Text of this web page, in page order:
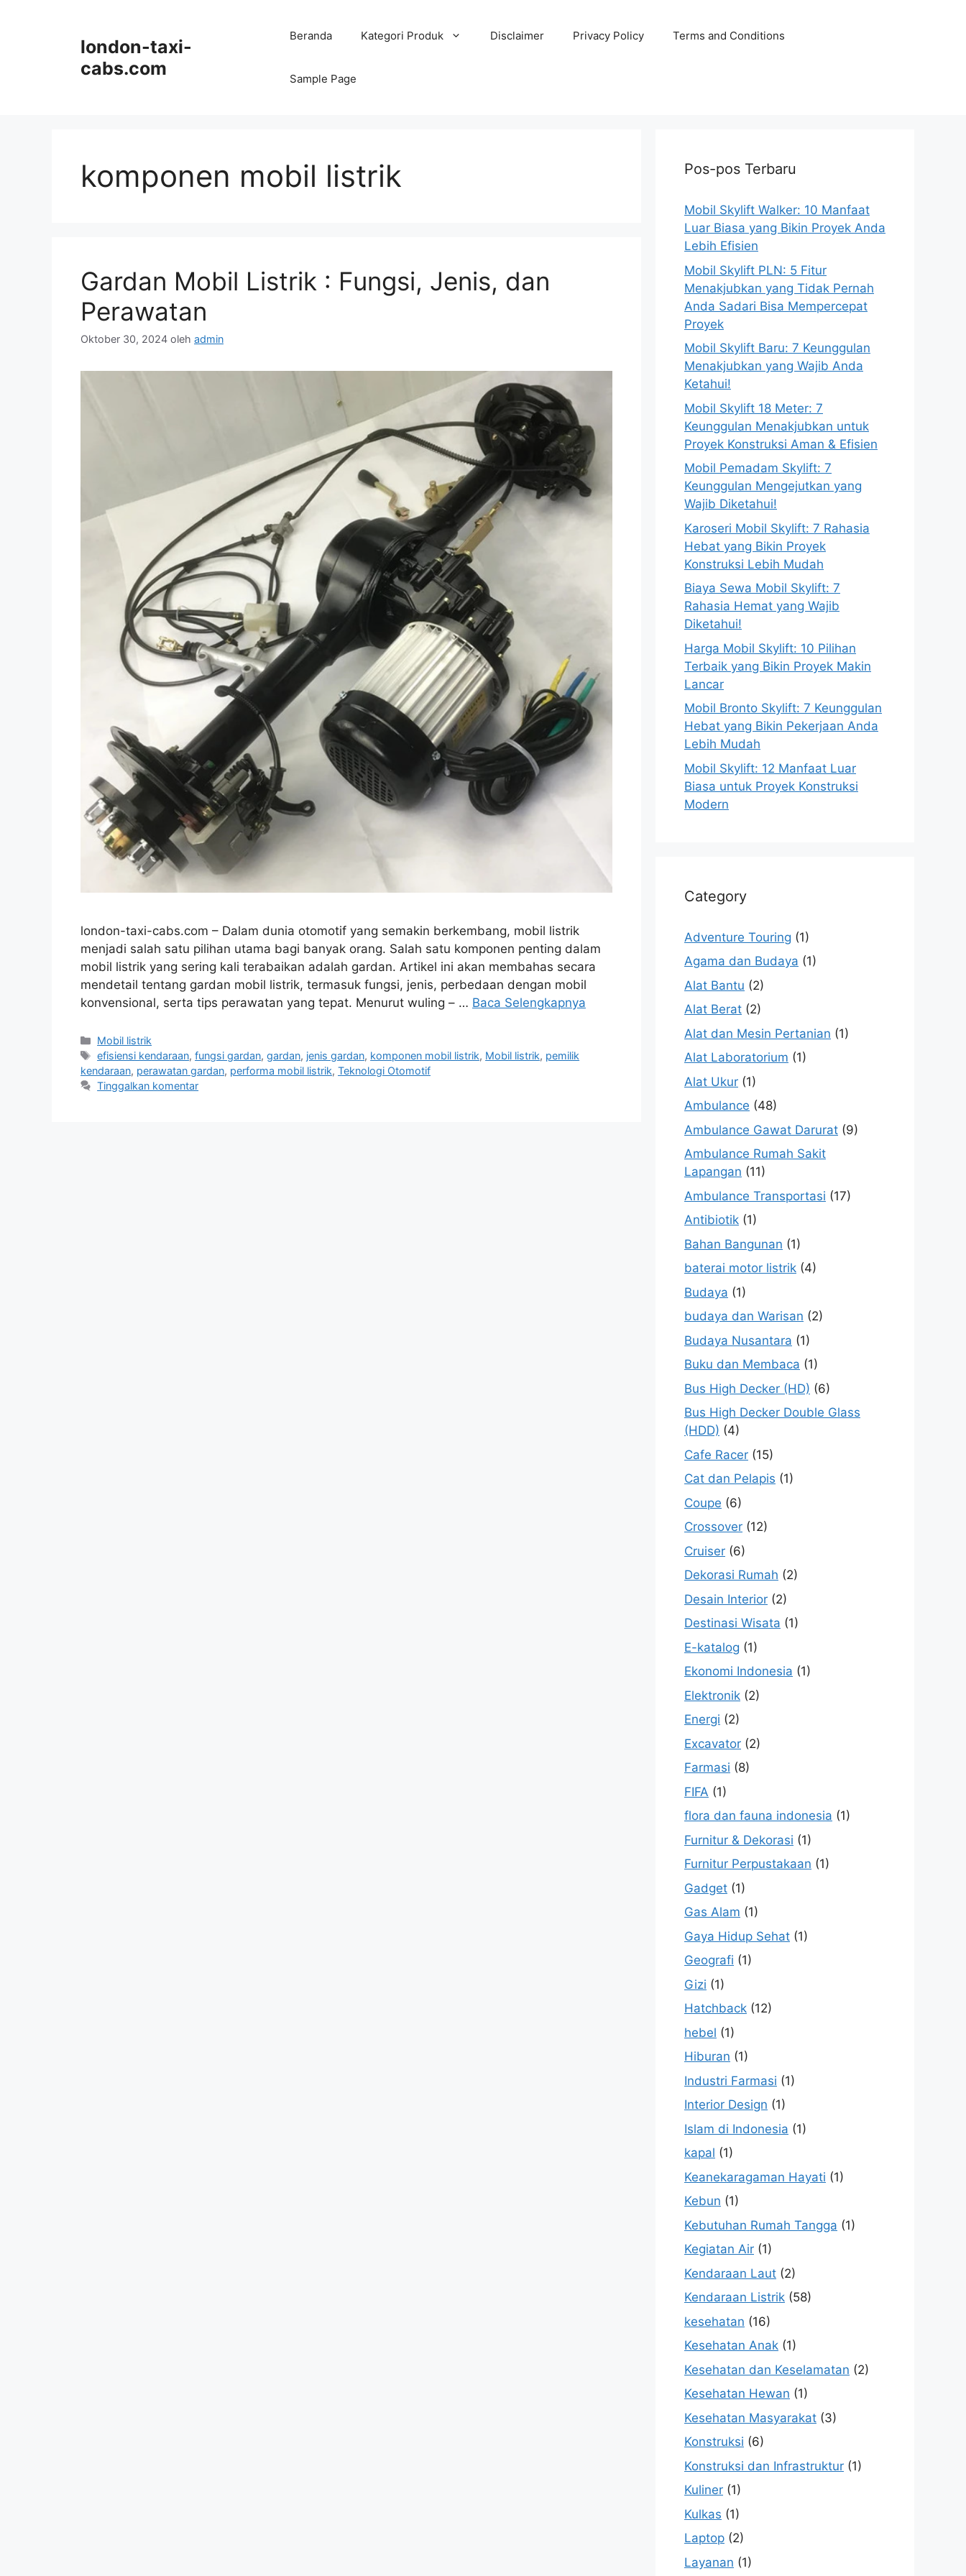
london-taxi-
cabs.com
Beranda Kategori Produk Disclaimer Privacy Policy Terms and Conditions
Sample Page
komponen mobil listrik
Gardan Mobil Listrik : Fungsi, Jenis, dan
Perawatan
Oktober 30, 2024 oleh admin
london-taxi-cabs.com – Dalam dunia otomotif yang semakin berkembang, mobil listrik
menjadi salah satu pilihan utama bagi banyak orang. Salah satu komponen penting dalam
mobil listrik yang sering kali terabaikan adalah gardan. Artikel ini akan membahas secara
mendetail tentang gardan mobil listrik, termasuk fungsi, jenis, perbedaan dengan mobil
konvensional, serta tips perawatan yang tepat. Menurut wuling – … Baca Selengkapnya
Kategori
Mobil listrik
Tag
efisiensi kendaraan,fungsi gardan,gardan, jenis gardan, komponen mobil listrik, Mobil listrik, pemilik
kendaraan, perawatan gardan, performa mobil listrik, Teknologi Otomotif
Tinggalkan komentar
Pos-pos Terbaru
Mobil Skylift Walker: 10 Manfaat
Luar Biasa yang Bikin Proyek Anda
Lebih Efisien
Mobil Skylift PLN: 5 Fitur
Menakjubkan yang Tidak Pernah
Anda Sadari Bisa Mempercepat
Proyek
Mobil Skylift Baru: 7 Keunggulan
Menakjubkan yang Wajib Anda
Ketahui!
Mobil Skylift 18 Meter: 7
Keunggulan Menakjubkan untuk
Proyek Konstruksi Aman & Efisien
Mobil Pemadam Skylift: 7
Keunggulan Mengejutkan yang
Wajib Diketahui!
Karoseri Mobil Skylift: 7 Rahasia
Hebat yang Bikin Proyek
Konstruksi Lebih Mudah
Biaya Sewa Mobil Skylift: 7
Rahasia Hemat yang Wajib
Diketahui!
Harga Mobil Skylift: 10 Pilihan
Terbaik yang Bikin Proyek Makin
Lancar
Mobil Bronto Skylift: 7 Keunggulan
Hebat yang Bikin Pekerjaan Anda
Lebih Mudah
Mobil Skylift: 12 Manfaat Luar
Biasa untuk Proyek Konstruksi
Modern
Category
Adventure Touring (1)
Agama dan Budaya (1)
Alat Bantu (2)
Alat Berat (2)
Alat dan Mesin Pertanian (1)
Alat Laboratorium (1)
Alat Ukur (1)
Ambulance (48)
Ambulance Gawat Darurat (9)
Ambulance Rumah Sakit
Lapangan (11)
Ambulance Transportasi (17)
Antibiotik (1)
Bahan Bangunan (1)
baterai motor listrik (4)
Budaya (1)
budaya dan Warisan (2)
Budaya Nusantara (1)
Buku dan Membaca (1)
Bus High Decker (HD) (6)
Bus High Decker Double Glass
(HDD) (4)
Cafe Racer (15)
Cat dan Pelapis (1)
Coupe (6)
Crossover (12)
Cruiser (6)
Dekorasi Rumah (2)
Desain Interior (2)
Destinasi Wisata (1)
E-katalog (1)
Ekonomi Indonesia (1)
Elektronik (2)
Energi (2)
Excavator (2)
Farmasi (8)
FIFA (1)
flora dan fauna indonesia (1)
Furnitur & Dekorasi (1)
Furnitur Perpustakaan (1)
Gadget (1)
Gas Alam (1)
Gaya Hidup Sehat (1)
Geografi (1)
Gizi (1)
Hatchback (12)
hebel (1)
Hiburan (1)
Industri Farmasi (1)
Interior Design (1)
Islam di Indonesia (1)
kapal (1)
Keanekaragaman Hayati (1)
Kebun (1)
Kebutuhan Rumah Tangga (1)
Kegiatan Air (1)
Kendaraan Laut (2)
Kendaraan Listrik (58)
kesehatan (16)
Kesehatan Anak (1)
Kesehatan dan Keselamatan (2)
Kesehatan Hewan (1)
Kesehatan Masyarakat (3)
Konstruksi (6)
Konstruksi dan Infrastruktur (1)
Kuliner (1)
Kulkas (1)
Laptop (2)
Layanan (1)